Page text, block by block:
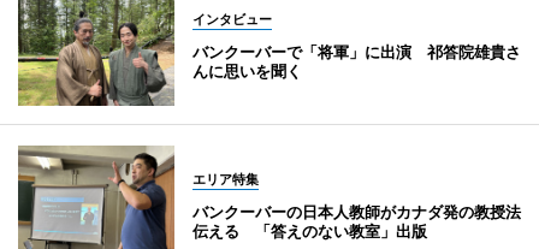
インタビュー
バンクーバーで「将軍」に出演 祁答院雄貴さ
んに思いを聞く
エリア特集
バンクーバーの日本人教師がカナダ発の教授法
伝える 「答えのない教室」出版